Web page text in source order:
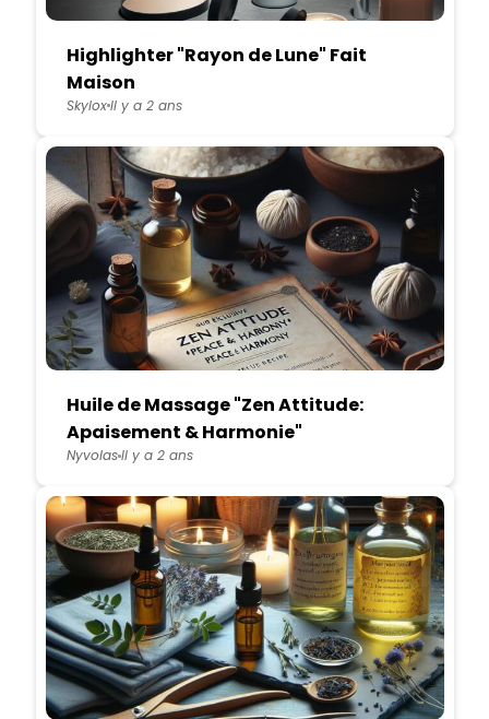
Highlighter "Rayon de Lune" Fait
Maison
SkyloxIl y a 2 ans
Huile de Massage "Zen Attitude:
Apaisement & Harmonie"
NyvolasIl y a 2 ans